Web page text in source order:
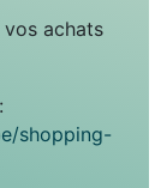
achats
shopping-